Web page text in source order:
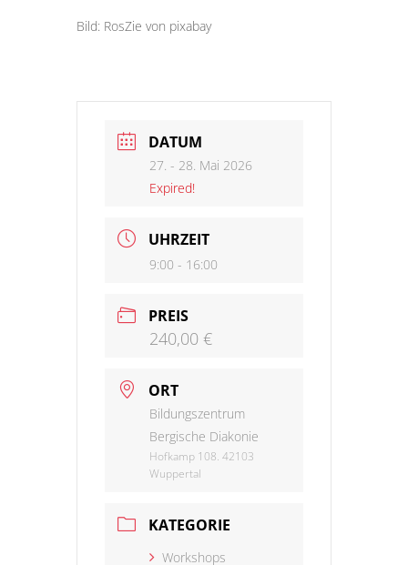
Bild: RosZie von pixabay
DATUM
27. - 28. Mai 2026
Expired!
UHRZEIT
9:00 - 16:00
PREIS
240,00 €
ORT
Bildungszentrum
Bergische Diakonie
Hofkamp 108. 42103
Wuppertal
KATEGORIE
Workshops